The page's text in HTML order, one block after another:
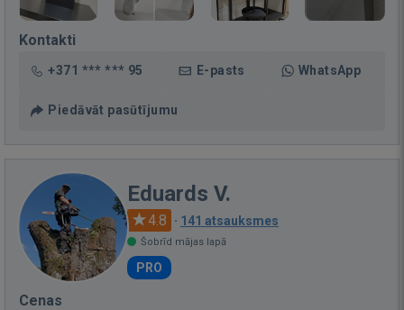
Kontakti
+371 *** *** 95 E-pasts WhatsApp
Piedāvāt pasūtījumu
Eduards V.
4.8 · 141 atsauksmes
Šobrīd mājas lapā
PRO
Cenas